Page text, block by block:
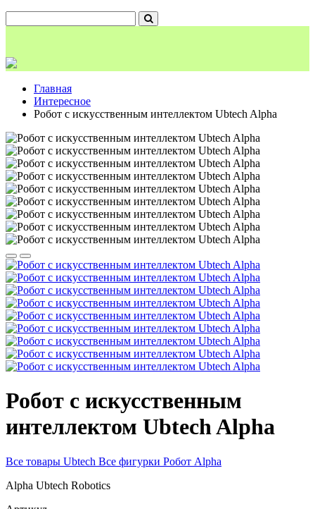
Главная
Интересное
Робот с искусственным интеллектом Ubtech Alpha
Робот с искусственным
интеллектом Ubtech Alpha
Все товары Ubtech Все фигурки Робот Alpha
Alpha Ubtech Robotics